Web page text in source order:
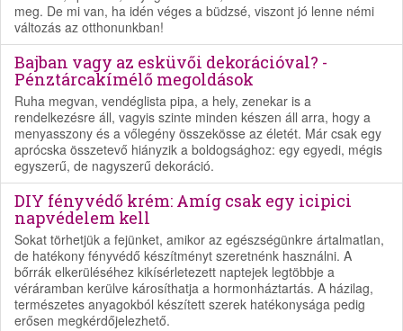
meg. De mi van, ha idén véges a büdzsé, viszont jó lenne némi
változás az otthonunkban!
Bajban vagy az esküvői dekorációval? -
Pénztárcakímélő megoldások
Ruha megvan, vendéglista pipa, a hely, zenekar is a
rendelkezésre áll, vagyis szinte minden készen áll arra, hogy a
menyasszony és a vőlegény összekösse az életét. Már csak egy
aprócska összetevő hiányzik a boldogsághoz: egy egyedi, mégis
egyszerű, de nagyszerű dekoráció.
DIY fényvédő krém: Amíg csak egy icipici
napvédelem kell
Sokat törhetjük a fejünket, amikor az egészségünkre ártalmatlan,
de hatékony fényvédő készítményt szeretnénk használni. A
bőrrák elkerüléséhez kikísérletezett naptejek legtöbbje a
véráramban kerülve károsíthatja a hormonháztartás. A házilag,
természetes anyagokból készített szerek hatékonysága pedig
erősen megkérdőjelezhető.